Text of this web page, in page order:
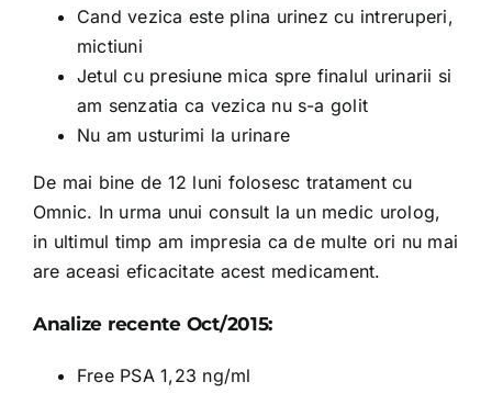
Cand vezica este plina urinez cu intreruperi,
mictiuni
Jetul cu presiune mica spre finalul urinarii si
am senzatia ca vezica nu s-a golit
Nu am usturimi la urinare
De mai bine de 12 luni folosesc tratament cu
Omnic. In urma unui consult la un medic urolog,
in ultimul timp am impresia ca de multe ori nu mai
are aceasi eficacitate acest medicament.
Analize recente Oct/2015:
Free PSA 1,23 ng/ml